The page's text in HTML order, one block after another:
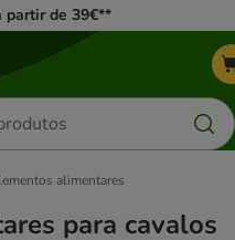
partir de 39€**
alimentares
para cavalos